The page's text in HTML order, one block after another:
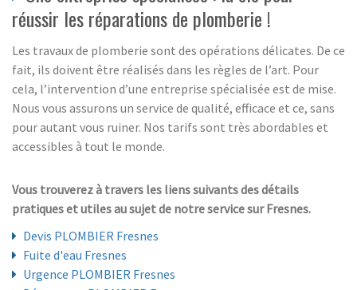
réussir les réparations de plomberie !
Les travaux de plomberie sont des opérations délicates. De ce
fait, ils doivent être réalisés dans les règles de l’art. Pour
cela, l’intervention d’une entreprise spécialisée est de mise.
Nous vous assurons un service de qualité, efficace et ce, sans
pour autant vous ruiner. Nos tarifs sont très abordables et
accessibles à tout le monde.
Vous trouverez à travers les liens suivants des détails
pratiques et utiles au sujet de notre service sur Fresnes.
Devis PLOMBIER Fresnes
Fuite d'eau Fresnes
Urgence PLOMBIER Fresnes